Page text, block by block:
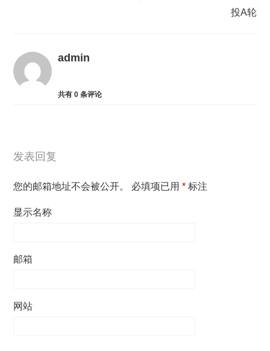
投A轮
admin
共有0 条评论
发表回复
您的邮箱地址不会被公开。 必填项已用* 标注
显示名称
邮箱
网站